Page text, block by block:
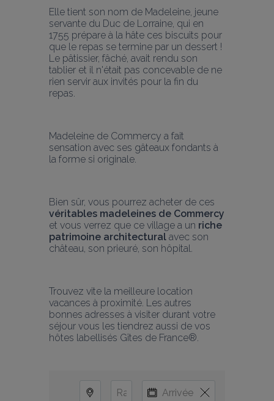
Elle tient son nom de Madeleine, jeune
servante du Duc de Lorraine, qui en
1755 prépare à la hâte ces biscuits pour
que le repas se termine par un dessert !
Le pâtissier, fâché, avait rendu son
tablier et il n'était pas concevable de ne
rien servir aux invités pour la fin du
repas.
Madeleine de Commercy a fait
sensation avec ses gâteaux fondants à
la forme si originale.
véritables madeleines de Commercy
et vous verrez que ce village a un riche
patrimoine architectural avec son
château, son prieuré, son hôpital.
Trouvez vite la meilleure location
vacances à proximité. Les autres
bonnes adresses à visiter durant votre
séjour vous les tiendrez aussi de vos
hôtes labellisés Gîtes de France®.